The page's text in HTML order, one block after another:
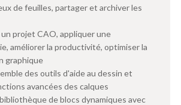
de feuilles, partager et archiver les
projet CAO, appliquer une
améliorer la productivité, optimiser la
graphique
des outils d'aide au dessin et
avancées des calques
de blocs dynamiques avec